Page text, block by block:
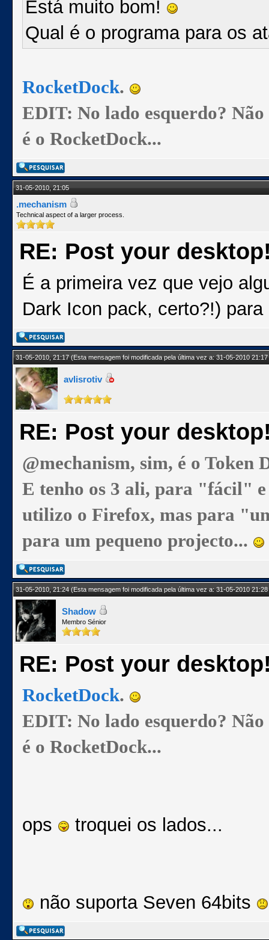
Está muito bom!
Qual é o programa para os
RocketDock.
EDIT: No lado esquerdo?
é o RocketDock...
31-05-2010, 21:05
.mechanism
Technical aspect of a larger process.
RE: Post your
É a primeira vez que vejo
Dark Icon pack, certo?!)
31-05-2010, 21:17(Esta mensagem foi modificada pela última vez a: 31-05-2010
avlisrotiv
RE: Post your
@mechanism, sim, é o Token
E tenho os 3 ali, para "fácil"
utilizo o Firefox, mas para
para um pequeno projecto...
31-05-2010, 21:24(Esta mensagem foi modificada pela última vez a: 31-05-2010
Shadow
Membro Sénior
RE: Post your
RocketDock.
EDIT: No lado esquerdo?
é o RocketDock...
ops troquei os lados...
não suporta Seven 64bits